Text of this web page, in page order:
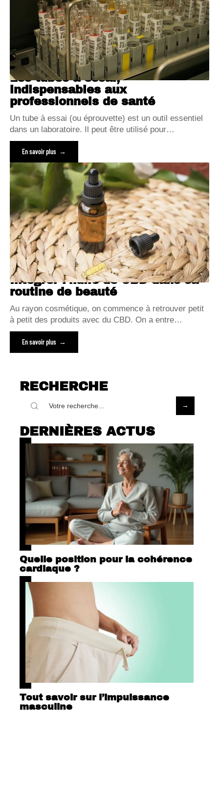
Les tubes à essai,
indispensables aux
professionnels de santé
Un tube à essai (ou éprouvette) est un outil essentiel
dans un laboratoire. Il peut être utilisé pour…
En savoir plus
Intégrer l’huile de CBD dans sa
routine de beauté
Au rayon cosmétique, on commence à retrouver petit
à petit des produits avec du CBD. On a entre…
En savoir plus
RECHERCHE
DERNIÈRES ACTUS
Quelle position pour la cohérence
cardiaque ?
Tout savoir sur l’impuissance
masculine